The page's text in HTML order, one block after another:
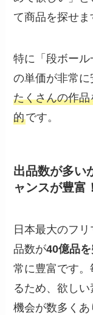
て商品を探せま
特に「段ボー
の単価が非常
たくさんの作
的です。
出品数が多い
ャンスが豊富！
日本最大のフ
品数が40億品
常に豊富です
るため、欲し
機会が数多くあ